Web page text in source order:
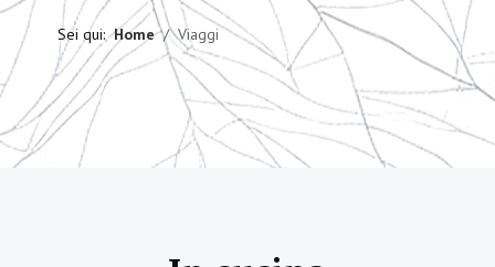
Sei qui:Home Viaggi